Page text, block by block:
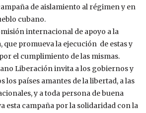
de aislamiento al régimen y en
cubano.
internacional de apoyo a la
que promueva la ejecución de estas y
el cumplimiento de las mismas.
Liberación invita a los gobiernos y
los países amantes de la libertad, a las
y a toda persona de buena
esta campaña por la solidaridad con la